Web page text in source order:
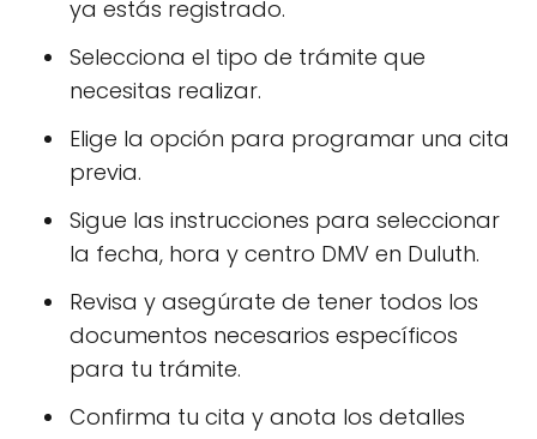
ya estás registrado.
Selecciona el tipo de trámite que
necesitas realizar.
Elige la opción para programar una cita
previa.
Sigue las instrucciones para seleccionar
la fecha, hora y centro DMV en Duluth.
Revisa y asegúrate de tener todos los
documentos necesarios específicos
para tu trámite.
Confirma tu cita y anota los detalles